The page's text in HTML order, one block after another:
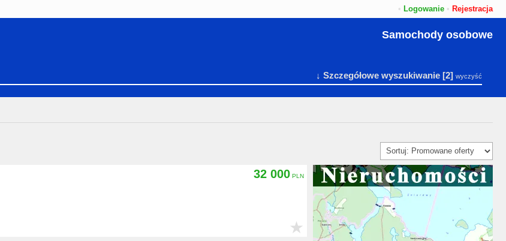
• Logowanie • Rejestracja
Samochody osobowe
↓ Szczegółowe wyszukiwanie[2] wyczyść
32 000
★